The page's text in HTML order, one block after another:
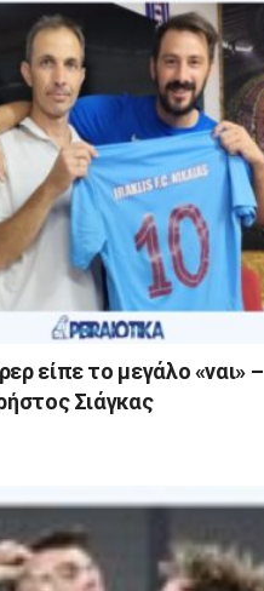
είπε το μεγάλο «ναι» –
Σιάγκας